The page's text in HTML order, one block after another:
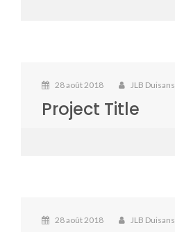
28 août 2018 JLB Duisans
Project Title
28 août 2018 JLB Duisans